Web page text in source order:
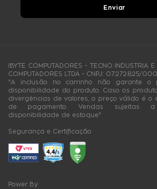
Enviar
IBYTE COMPUTADORES - TECNO INDUSTRIA
COMPUTADORES LTDA - CNPJ: 07.272.825/
"A inclusão no carrinho não garante o
disponibilidade do produto. Caso os
divergências de valores, o preço válido é o
de pagamento. Vendas sujeitas
disponibilidade de estoque"
Segurança e Certificação
Power By